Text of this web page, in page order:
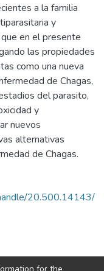
a la familia
y
en el presente
las propiedades
como una nueva
de Chagas,
del parasito,
y
nuevos
alternativas
de Chagas.
20.500.14143/